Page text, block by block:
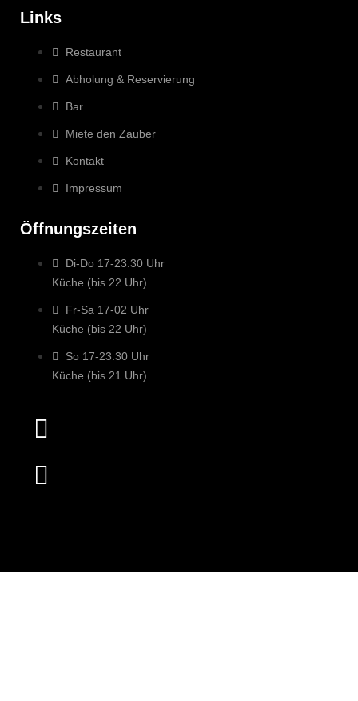
Links
Restaurant
Abholung & Reservierung
Bar
Miete den Zauber
Kontakt
Impressum
Öffnungszeiten
Di-Do 17-23.30 Uhr
Küche (bis 22 Uhr)
Fr-Sa 17-02 Uhr
Küche (bis 22 Uhr)
So 17-23.30 Uhr
Küche (bis 21 Uhr)